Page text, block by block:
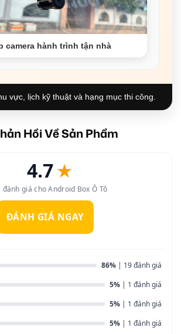
camera hành trình tận nhà
vực, lịch kỹ thuật và hạng mục thi công.
Hồi Về Sản Phẩm
4.7★
đánh giá cho Android Box Ô Tô
ĐÁNH GIÁ NGAY
86% | 19 đánh giá
5% | 1 đánh giá
5% | 1 đánh giá
5% | 1 đánh giá